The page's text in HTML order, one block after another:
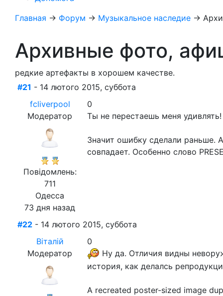
Главная → Форум → Музыкальное наследие →
Архивные фото,
редкие артефакты в хорошем качестве.
#21 - 14 лютого 2015, суббота
fcliverpool
Модератор
Повідомлень:
711
Одесса
73 дня назад
0
Ты не перестаешь меня
Значит ошибку сделали раньше.
совпадает. Особенно слово
#22 - 14 лютого 2015, суббота
Віталій
Модератор
0
Ну да. Отличия видны
история, как делалсь
A recreated poster-sized image